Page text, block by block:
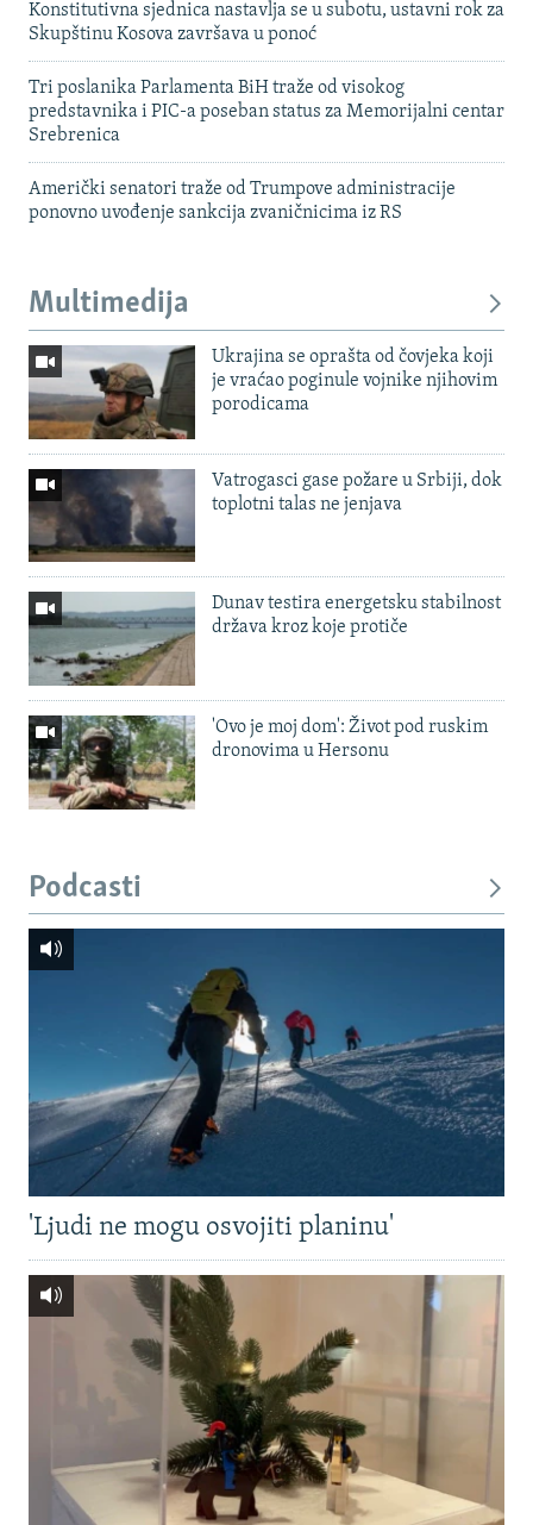
Konstitutivna sjednica nastavlja se u subotu, ustavni rok za
Skupštinu Kosova završava u ponoć
Tri poslanika Parlamenta BiH traže od visokog
predstavnika i PIC-a poseban status za Memorijalni centar
Srebrenica
Američki senatori traže od Trumpove administracije
ponovno uvođenje sankcija zvaničnicima iz RS
Multimedija
Ukrajina se oprašta od čovjeka koji
je vraćao poginule vojnike njihovim
porodicama
Vatrogasci gase požare u Srbiji, dok
toplotni talas ne jenjava
Dunav testira energetsku stabilnost
država kroz koje protiče
'Ovo je moj dom': Život pod ruskim
dronovima u Hersonu
Podcasti
'Ljudi ne mogu osvojiti planinu'